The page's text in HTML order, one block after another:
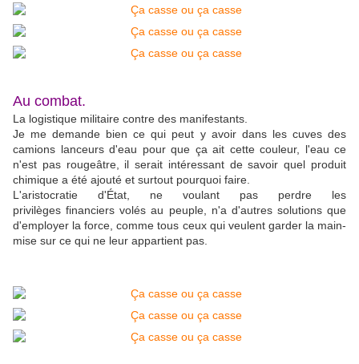
Au combat.
La logistique militaire contre des manifestants.
Je me demande bien ce qui peut y avoir dans les cuves des
camions lanceurs d'eau pour que ça ait cette couleur, l'eau ce
n'est pas rougeâtre, il serait intéressant de savoir quel produit
chimique a été ajouté et surtout pourquoi faire.
L'aristocratie d'État, ne voulant pas perdre les
privilèges financiers volés au peuple, n'a d'autres solutions que
d'employer la force, comme tous ceux qui veulent garder la main-
mise sur ce qui ne leur appartient pas.